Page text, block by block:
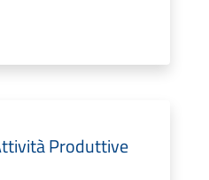
Produttive